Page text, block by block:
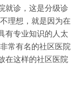
就诊，这是分级诊
理想，就是因为在
有专业知识的人太
常有名的社区医院
在这样的社区医院